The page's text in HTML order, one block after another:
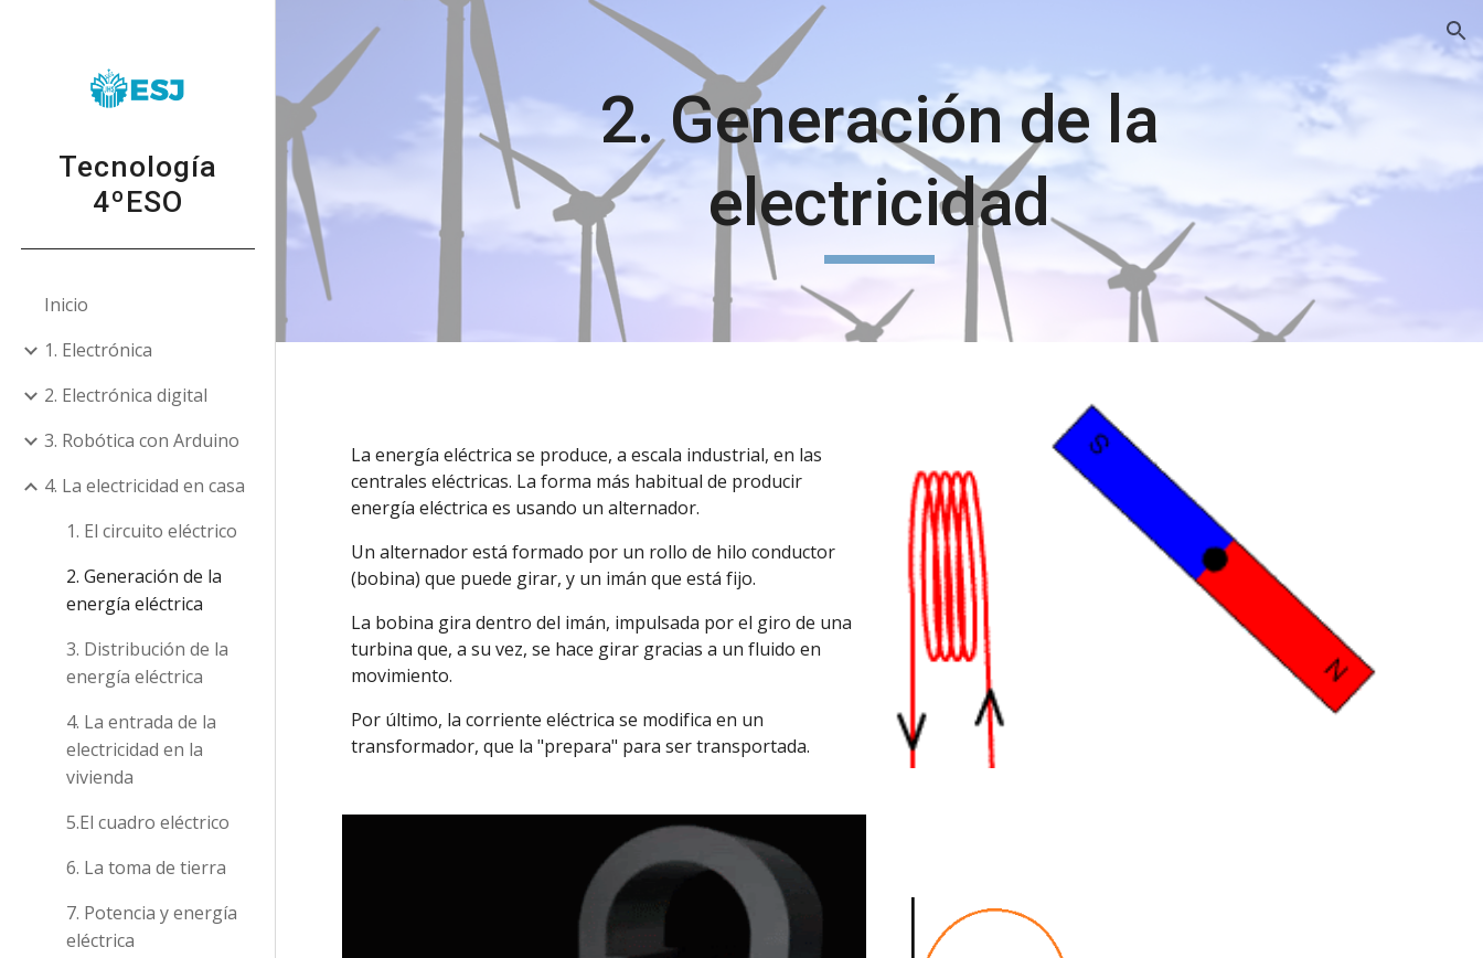
Skip to main content
Tecnología
4ºESO
Inicio
1. Electrónica
2. Electrónica digital
3. Robótica con Arduino
4. La electricidad en casa
1. El circuito eléctrico
2. Generación de la
energía eléctrica
3. Distribución de la
energía eléctrica
4. La entrada de la
electricidad en la
vivienda
5.El cuadro eléctrico
6. La toma de tierra
7. Potencia y energía
eléctrica
2. Generación de la
electricidad
La energía eléctrica se produce, a escala industrial, en las
centrales eléctricas. La forma más habitual de producir
energía eléctrica es usando un alternador.
Un alternador está formado por un rollo de hilo conductor
(bobina) que puede girar, y un imán que está fijo.
La bobina gira dentro del imán, impulsada por el giro de una
turbina que, a su vez, se hace girar gracias a un fluido en
movimiento.
Por último, la corriente eléctrica se modifica en un
transformador, que la "prepara" para ser transportada.